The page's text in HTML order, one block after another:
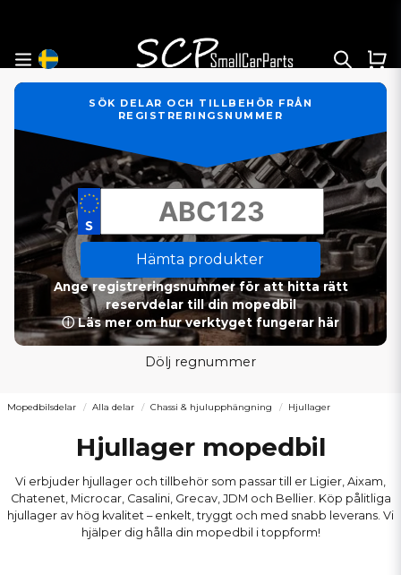
SÖK DELAR OCH TILLBEHÖR FRÅN
REGISTRERINGSNUMMER
Hämta produkter
Ange registreringsnummer för att hitta rätt
reservdelar till din mopedbil
ⓘ Läs mer om hur verktyget fungerar här
Dölj regnummer
Mopedbilsdelar Alla delar Chassi & hjulupphängning Hjullager
Hjullager mopedbil
Vi erbjuder hjullager och tillbehör som passar till er Ligier, Aixam,
Chatenet, Microcar, Casalini, Grecav, JDM och Bellier. Köp pålitliga
hjullager av hög kvalitet – enkelt, tryggt och med snabb leverans. Vi
hjälper dig hålla din mopedbil i toppform!